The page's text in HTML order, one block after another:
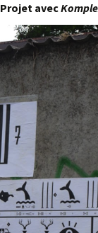
Projet avec